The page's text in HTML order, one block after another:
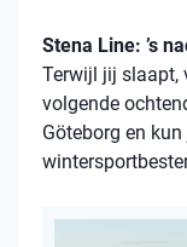
Stena Line: ’s
Terwijl jij slaapt,
volgende
Göteborg en